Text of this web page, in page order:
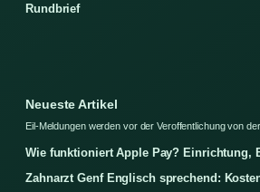
Rundbrief
Neueste Artikel
Eil-Meldungen werden vor der Veroffentlichung von
Wie funktioniert Apple Pay? Einrichtung,
Zahnarzt Genf Englisch sprechend: